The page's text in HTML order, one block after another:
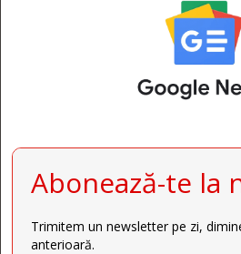
Abonează-te la
Trimitem un newsletter pe zi,
anterioară.